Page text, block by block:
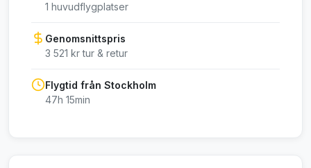
1 huvudflygplatser
Genomsnittspris
3 521 kr tur & retur
Flygtid från Stockholm
47h 15min